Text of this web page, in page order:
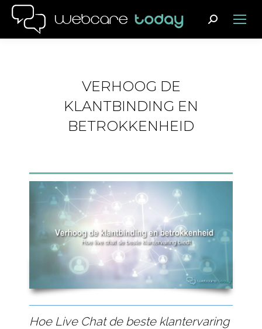
Search:
VERHOOG DE
KLANTBINDING EN
BETROKKENHEID
Hoe Live Chat de beste klantervaring